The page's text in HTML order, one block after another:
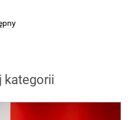
kategorii